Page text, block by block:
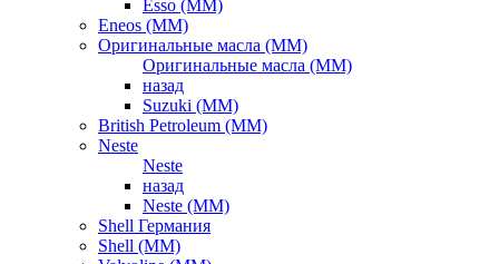
Esso (ММ)
Eneos (ММ)
Оригинальные масла (ММ)
Оригинальные масла (ММ)
назад
Suzuki (ММ)
British Petroleum (ММ)
Neste
Neste
назад
Neste (ММ)
Shell Германия
Shell (ММ)